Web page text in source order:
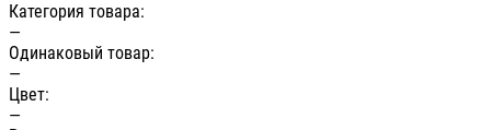
Категория товара:
—
Одинаковый товар:
—
Цвет:
—